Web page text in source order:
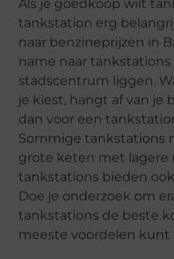
Als je goedkoop wilt
tankstation erg
naar benzineprijzen in
name naar
stadscentrum liggen.
je kiest, hangt af van je
dan voor een
Sommige tankstations
grote keten met lagere
tankstations bieden
Doe je onderzoek om
tankstations de beste
meeste voordelen kunt